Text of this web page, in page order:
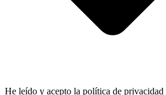
He leído y acepto la política de privacidad